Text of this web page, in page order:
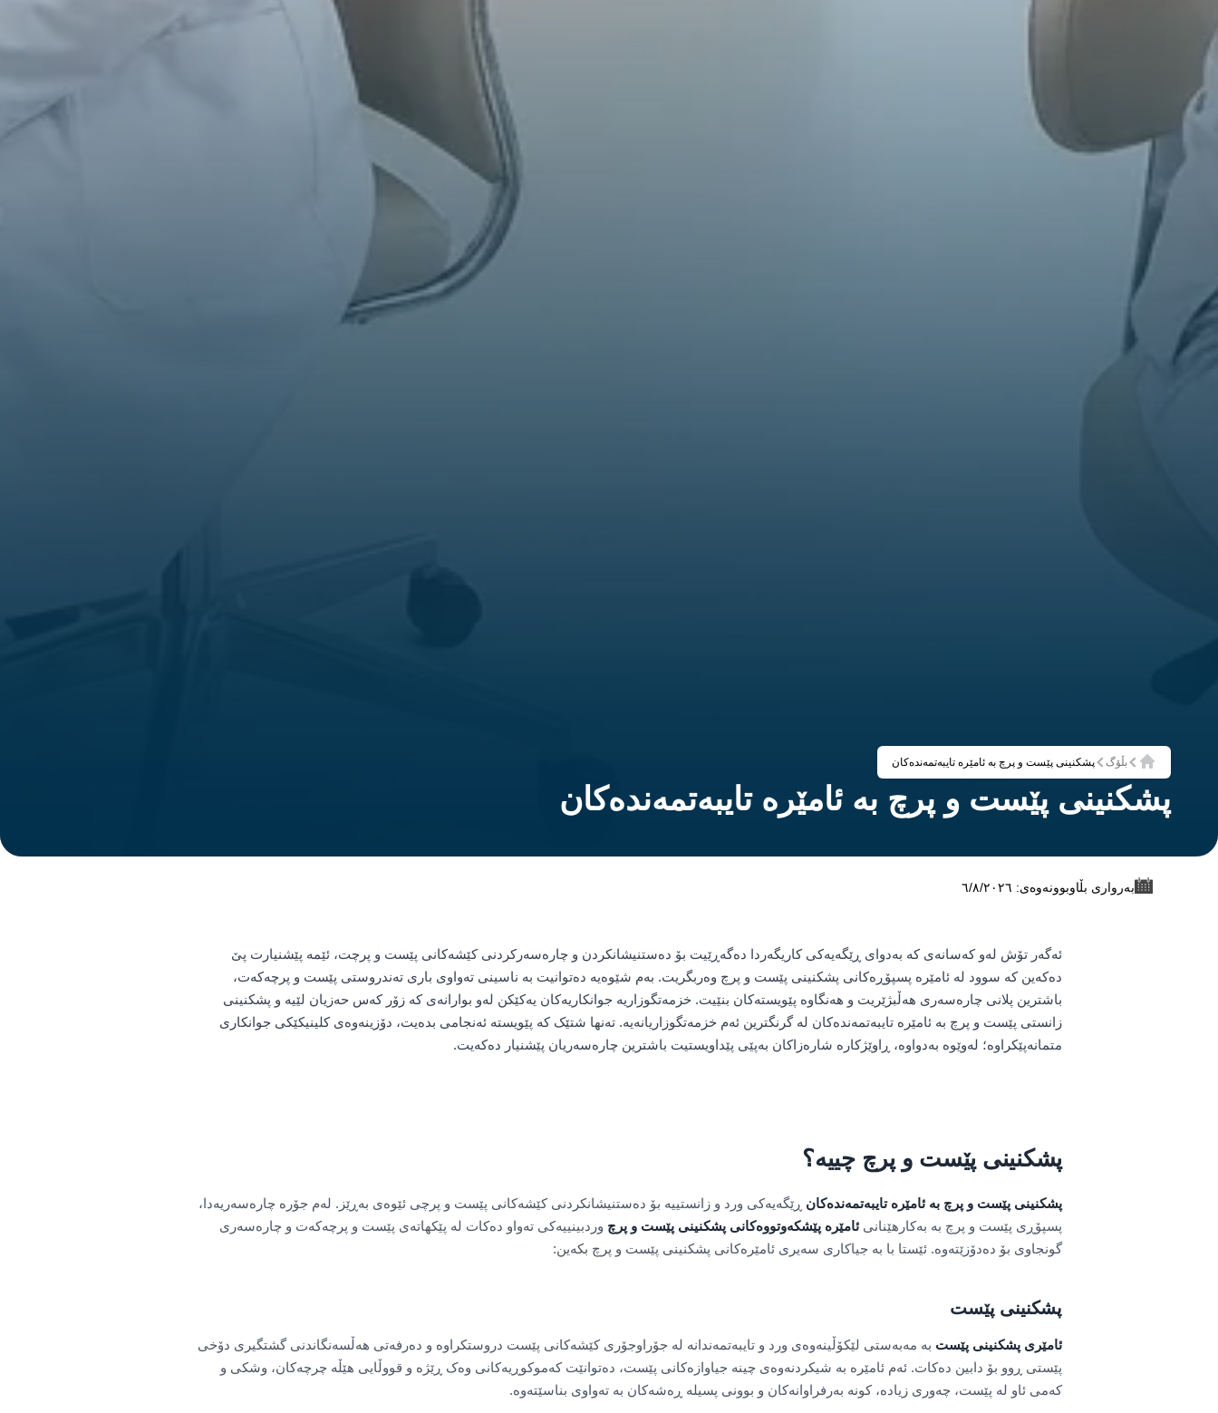
ماڵەوە
بڵۆگ پشکنینی پێست و پرچ بە ئامێرە تایبەتمەندەکان
پشکنینی پێست و پرچ بە ئامێرە تایبەتمەندەکان
بەرواری بڵاوبوونەوەی: ٦/٨/٢٠٢٦
ئەگەر تۆش لەو کەسانەی کە بەدوای ڕێگەیەکی کاریگەردا دەگەڕێیت بۆ دەستنیشانکردن و چارەسەرکردنی کێشەکانی پێست و پرچت، ئێمە پێشنیارت پێ
دەکەین کە سوود لە ئامێرە پسپۆڕەکانی پشکنینی پێست و پرچ وەربگریت. بەم شێوەیە دەتوانیت بە ناسینی تەواوی باری تەندروستی پێست و پرچەکەت،
باشترین پلانی چارەسەری هەڵبژێریت و هەنگاوە پێویستەکان بنێیت. خزمەتگوزاریە جوانکاریەکان یەکێکن لەو بوارانەی کە زۆر کەس حەزیان لێیە و پشکنینی
زانستی پێست و پرچ بە ئامێرە تایبەتمەندەکان لە گرنگترین ئەم خزمەتگوزاریانەیە. تەنها شتێک کە پێویستە ئەنجامی بدەیت، دۆزینەوەی کلینیکێکی جوانکاری
متمانەپێکراوە؛ لەوێوە بەدواوە، ڕاوێژکارە شارەزاکان بەپێی پێداویستیت باشترین چارەسەریان پێشنیار دەکەیت.
پشکنینی پێست و پرچ چییە؟
پشکنینی پێست و پرچ بە ئامێرە تایبەتمەندەکان ڕێگەیەکی ورد و زانستییە بۆ دەستنیشانکردنی کێشەکانی پێست و پرچی ئێوەی بەڕێز. لەم جۆرە چارەسەریەدا،
پسپۆڕی پێست و پرچ بە بەکارهێنانی ئامێرە پێشکەوتووەکانی پشکنینی پێست و پرچ وردبینییەکی تەواو دەکات لە پێکهاتەی پێست و پرچەکەت و چارەسەری
گونجاوی بۆ دەدۆزێتەوە. ئێستا با بە جیاکاری سەیری ئامێرەکانی پشکنینی پێست و پرچ بکەین:
پشکنینی پێست
ئامێری پشکنینی پێست بە مەبەستی لێکۆڵینەوەی ورد و تایبەتمەندانە لە جۆراوجۆری کێشەکانی پێست دروستکراوە و دەرفەتی هەڵسەنگاندنی گشتگیری دۆخی
پێستی ڕوو بۆ دابین دەکات. ئەم ئامێرە بە شیکردنەوەی چینە جیاوازەکانی پێست، دەتوانێت کەموکوڕیەکانی وەک ڕێژە و قووڵایی هێڵە چرچەکان، وشکی و
کەمی ئاو لە پێست، چەوری زیادە، کونە بەرفراوانەکان و بوونی پسیلە ڕەشەکان بە تەواوی بناسێتەوە.